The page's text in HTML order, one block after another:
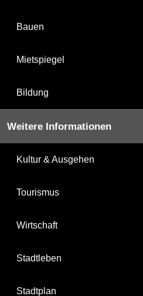
Bauen
Mietspiegel
Bildung
Weitere Informationen
Kultur & Ausgehen
Tourismus
Wirtschaft
Stadtleben
Stadtplan